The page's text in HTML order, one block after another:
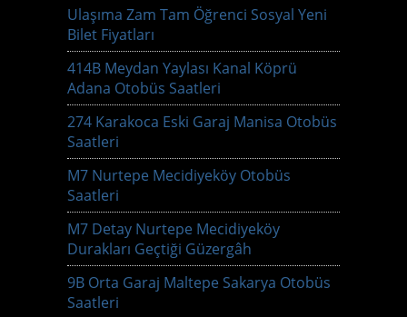
Ulaşıma Zam Tam Öğrenci Sosyal Yeni
Bilet Fiyatları
414B Meydan Yaylası Kanal Köprü
Adana Otobüs Saatleri
274 Karakoca Eski Garaj Manisa Otobüs
Saatleri
M7 Nurtepe Mecidiyeköy Otobüs
Saatleri
M7 Detay Nurtepe Mecidiyeköy
Durakları Geçtiği Güzergâh
9B Orta Garaj Maltepe Sakarya Otobüs
Saatleri